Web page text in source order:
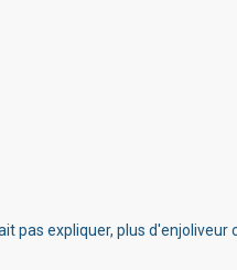
pas expliquer, plus d'enjoliveur